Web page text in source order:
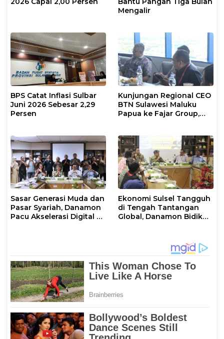
Mengalir
BPS Catat Inflasi Sulbar
Juni 2026 Sebesar 2,29
Persen
Kunjungan Regional CEO
BTN Sulawesi Maluku
Papua ke Fajar Group,
Dunia
Sasar Generasi Muda dan
Pasar Syariah, Danamon
Pacu Akselerasi Digital di
Ekonomi Sulsel Tangguh
di Tengah Tantangan
Global, Danamon Bidik